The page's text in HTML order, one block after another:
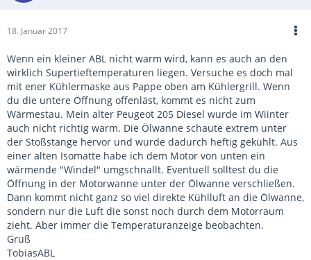
18. Januar 2017
Wenn ein kleiner ABL nicht warm wird, kann es auch an den
wirklich Supertieftemperaturen liegen. Versuche es doch mal
mit ener Kühlermaske aus Pappe oben am Kühlergrill. Wenn
du die untere Öffnung offenläst, kommt es nicht zum
Wärmestau. Mein alter Peugeot 205 Diesel wurde im Wiinter
auch nicht richtig warm. Die Ölwanne schaute extrem unter
der Stoßstange hervor und wurde dadurch heftig gekühlt. Aus
einer alten Isomatte habe ich dem Motor von unten ein
wärmende "Windel" umgschnallt. Eventuell solltest du die
Öffnung in der Motorwanne unter der Ölwanne verschließen.
Dann kommt nicht ganz so viel direkte Kühlluft an die Ölwanne,
sondern nur die Luft die sonst noch durch dem Motorraum
zieht. Aber immer die Temperaturanzeige beobachten.
Gruß
TobiasABL